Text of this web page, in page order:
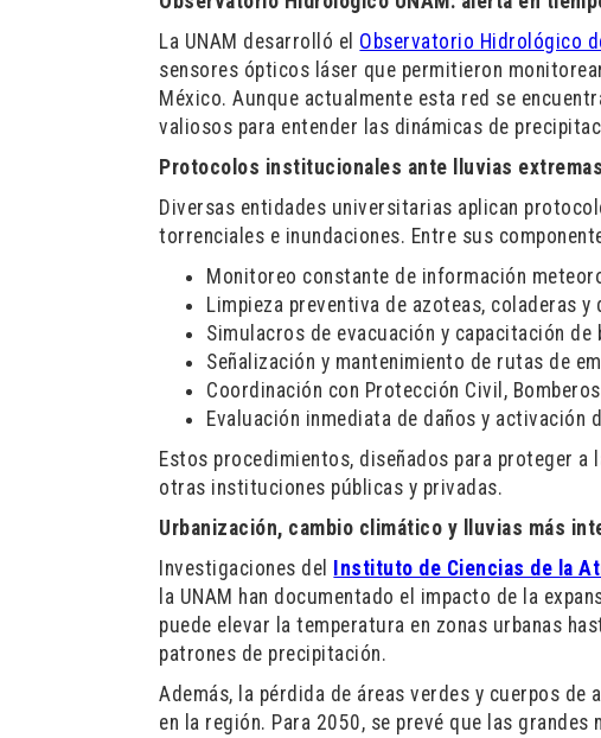
La UNAM desarrolló el Observatorio Hidrológico
sensores ópticos láser que permitieron
México. Aunque actualmente esta red se
valiosos para entender las dinámicas de
Protocolos institucionales ante lluvias extremas
Diversas entidades universitarias aplican
torrenciales e inundaciones. Entre sus
Monitoreo constante de información
Limpieza preventiva de azoteas, coladeras y
Simulacros de evacuación y capacitación de
Señalización y mantenimiento de rutas de
Coordinación con Protección Civil,
Evaluación inmediata de daños y activación
Estos procedimientos, diseñados para proteger
otras instituciones públicas y privadas.
Urbanización, cambio climático y lluvias más
Investigaciones del
Instituto de Ciencias de la
la UNAM han documentado el impacto de la
puede elevar la temperatura en zonas urbanas
patrones de precipitación.
Además, la pérdida de áreas verdes y cuerpos
en la región. Para 2050, se prevé que las